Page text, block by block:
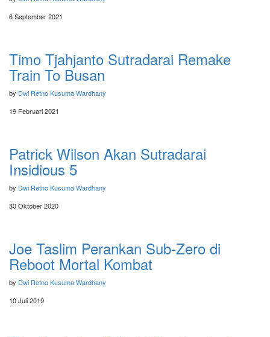
6 September 2021
Timo Tjahjanto Sutradarai Remake
Train To Busan
by Dwi Retno Kusuma Wardhany
19 Februari 2021
Patrick Wilson Akan Sutradarai
Insidious 5
by Dwi Retno Kusuma Wardhany
30 Oktober 2020
Joe Taslim Perankan Sub-Zero di
Reboot Mortal Kombat
by Dwi Retno Kusuma Wardhany
10 Juli 2019